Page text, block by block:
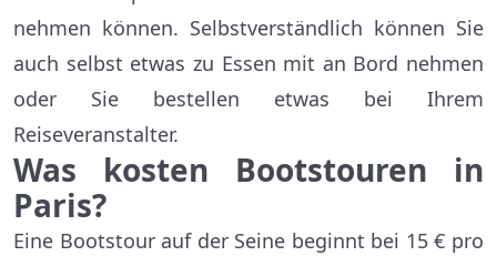
nehmen können. Selbstverständlich können Sie
auch selbst etwas zu Essen mit an Bord nehmen
oder Sie bestellen etwas bei Ihrem
Reiseveranstalter.
Was kosten Bootstouren in
Paris?
Eine Bootstour auf der Seine beginnt bei 15 € pro